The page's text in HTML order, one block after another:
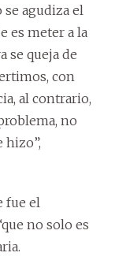
agudiza el
es meter a la
se queja de
con
al contrario,
no
hizo”,
fue el
no solo es